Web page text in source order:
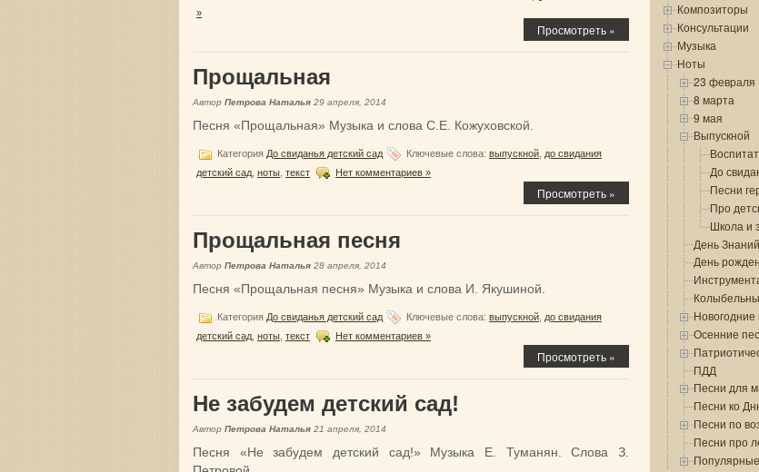
»
Просмотреть »
Прощальная
Автор Петрова Наталья 29 апреля, 2014
Песня «Прощальная» Музыка и слова С.Е. Кожуховской.
Категория До свиданья детский сад Ключевые слова: выпускной до свидания
детский сад ноты текст Нет комментариев »
Просмотреть »
Прощальная песня
Автор Петрова Наталья 28 апреля, 2014
Песня «Прощальная песня» Музыка и слова И. Якушиной.
Категория До свиданья детский сад Ключевые слова: выпускной до свидания
детский сад ноты текст Нет комментариев »
Просмотреть »
Не забудем детский сад!
Автор Петрова Наталья 21 апреля, 2014
Песня «Не забудем детский сад!» Музыка Е. Туманян. Слова З.
Композиторы
Консультации
Музыка
Ноты
23 февраля
8 марта
9 мая
Выпускной
До
Песни
Про
Школа и
День Знаний
День
Новогодние
Осенние
ПДД
Песни для
Песни ко
Песни по
Песни про